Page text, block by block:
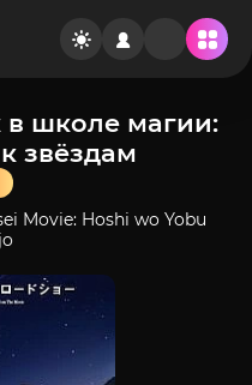
в школе магии:
звёздам
Movie: Hoshi wo Yobu